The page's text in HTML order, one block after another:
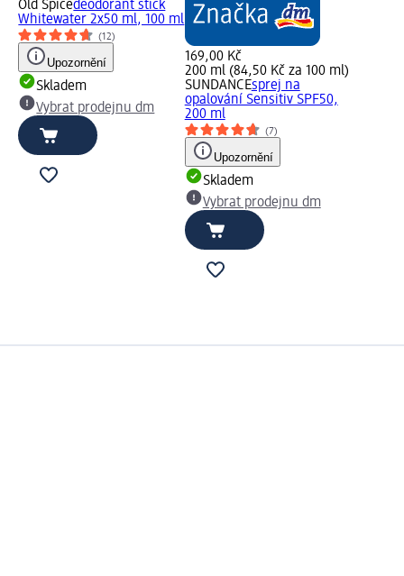
Old Spicedeodorant stick
Whitewater 2x50 ml, 100 ml
(12)
Upozornění
Skladem
Vybrat prodejnu dm
169,00 Kč
200 ml (84,50 Kč za 100 ml)
SUNDANCEsprej na
opalování Sensitiv SPF50,
200 ml
(7)
Upozornění
Skladem
Vybrat prodejnu dm